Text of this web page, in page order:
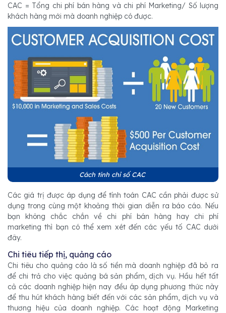
CAC = Tổng chi phí bán hàng và chi phí Marketing/ Số lượng
khách hàng mới mà doanh nghiệp có được.
Cách tính chỉ số CAC
Các giá trị được áp dụng để tính toán CAC cần phải được sử
dụng trong cùng một khoảng thời gian diễn ra báo cáo. Nếu
bạn không chắc chắn về chi phí bán hàng hay chi phí
marketing thì bạn có thể xem xét đến các yếu tố CAC dưới
đây.
Chi tiêu tiếp thị, quảng cáo
Chi tiêu cho quảng cáo là số tiền mà doanh nghiệp đã bỏ ra
để chi trả cho việc quảng bá sản phẩm, dịch vụ. Hầu hết tất
cả các doanh nghiệp hiện nay đều áp dụng phương thức này
để thu hút khách hàng biết đến với các sản phẩm, dịch vụ và
thương hiệu của doanh nghiệp. Các hoạt động Marketing